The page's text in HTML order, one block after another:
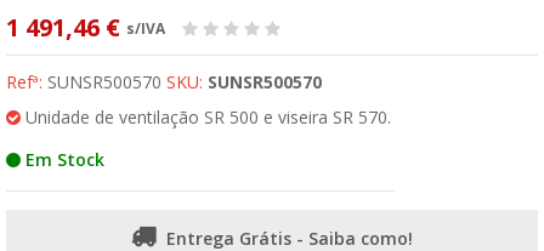
1 491,46 € s/IVA
Refª: SUNSR500570 SKU: SUNSR500570
Unidade de ventilação SR 500 e viseira SR 570.
Em Stock
Entrega Grátis - Saiba como!